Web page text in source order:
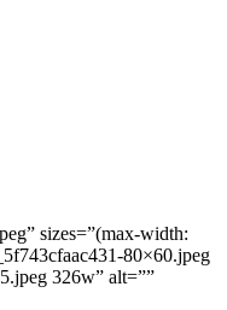
sizes=”(max-width:
80×60.jpeg
326w” alt=””